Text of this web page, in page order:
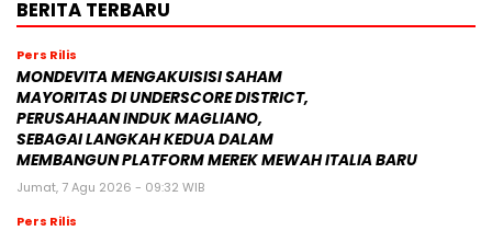
BERITA TERBARU
Pers Rilis
MONDEVITA MENGAKUISISI SAHAM
MAYORITAS DI UNDERSCORE DISTRICT,
PERUSAHAAN INDUK MAGLIANO,
SEBAGAI LANGKAH KEDUA DALAM
MEMBANGUN PLATFORM MEREK MEWAH ITALIA BARU
Jumat, 7 Agu 2026 - 09:32 WIB
Pers Rilis